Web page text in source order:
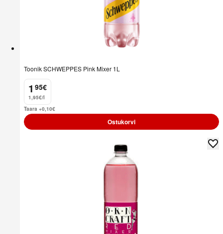
Toonik SCHWEPPES Pink Mixer 1L
1
. 95€
1,95€/l
Taara +0,10€
Ostukorvi